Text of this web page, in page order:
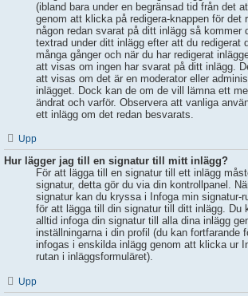
(ibland bara under en begränsad tid från det
genom att klicka på redigera-knappen för det
någon redan svarat på ditt inlägg så kommer
textrad under ditt inlägg efter att du redigerat
många gånger och när du har redigerat
att visas om ingen har svarat på ditt inlägg.
att visas om det är en moderator eller
inlägget. Dock kan de om de vill lämna ett
ändrat och varför. Observera att vanliga
ett inlägg om det redan besvarats.
Upp
Hur lägger jag till en signatur till mitt inlägg?
För att lägga till en signatur till ett inlägg
signatur, detta gör du via din kontrollpanel.
signatur kan du kryssa i Infoga min signatur-
för att lägga till din signatur till ditt inlägg. Du
alltid infoga din signatur till alla dina inlägg
inställningarna i din profil (du kan fortfarande
infogas i enskilda inlägg genom att klicka ur
rutan i inläggsformuläret).
Upp